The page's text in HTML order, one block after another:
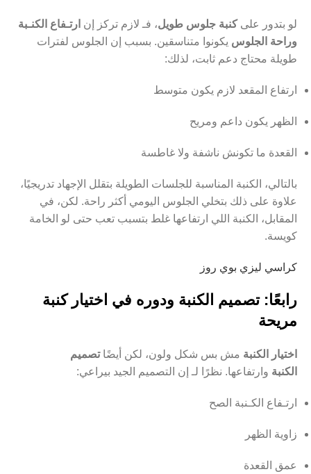
لو بتدور علىكنبة جلوس طويل، فـ لازم تركز إن ارتـفاع الكنـبة
وراحة الجلوس يكونوا متناسقين. بسبب إن الجلوس لفترات
طويلة محتاج دعم ثابت، لذلك:
ارتفاع المقعد لازم يكون متوسط
الظهر يكون داعم ومريح
القعدة ما تكونش ناشفة ولا غاطسة
بالتالي، الكنبة المناسبة للجلسات الطويلة بتقلل الإجهاد تدريجيًا،
علاوة على ذلك بتخلي الجلوس اليومي أكثر راحة. لكن، في
المقابل، الكنبة اللي ارتفاعها غلط بتسبب تعب حتى لو الخامة
كويسة.
كراسي ليزي بوي روز
رابعًا: تصميم الكنبة ودوره في اختيار كنبة
مريحة
اختيار الكنبة مش بس شكل ولون، لكن أيضًاتصميم
الكنبة وارتفاعها. نظرًا لـ إن التصميم الجيد بيراعي:
ارتـفاع الكـنبة الصح
زاوية الظهر
عمق القعدة